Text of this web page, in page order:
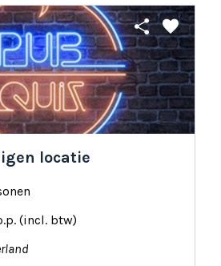
share favorite
locatie
(incl. btw)